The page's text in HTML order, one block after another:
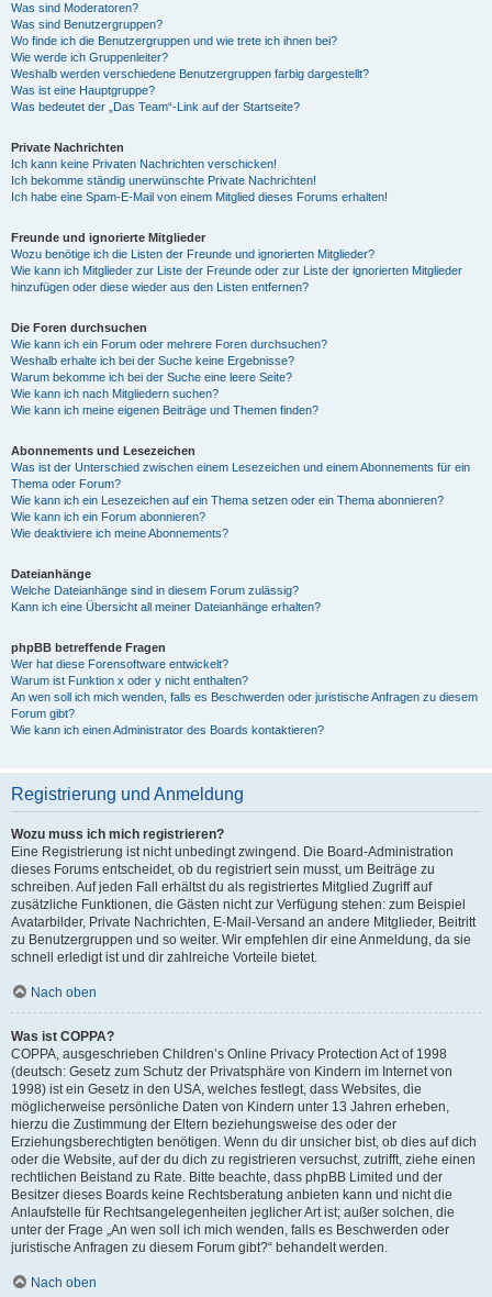
Was sind Moderatoren?
Was sind Benutzergruppen?
Wo finde ich die Benutzergruppen und wie trete ich ihnen bei?
Wie werde ich Gruppenleiter?
Weshalb werden verschiedene Benutzergruppen farbig dargestellt?
Was ist eine Hauptgruppe?
Was bedeutet der „Das Team“-Link auf der Startseite?
Private Nachrichten
Ich kann keine Privaten Nachrichten verschicken!
Ich bekomme ständig unerwünschte Private Nachrichten!
Ich habe eine Spam-E-Mail von einem Mitglied dieses Forums erhalten!
Freunde und ignorierte Mitglieder
Wozu benötige ich die Listen der Freunde und ignorierten Mitglieder?
Wie kann ich Mitglieder zur Liste der Freunde oder zur Liste der ignorierten Mitglieder
hinzufügen oder diese wieder aus den Listen entfernen?
Die Foren durchsuchen
Wie kann ich ein Forum oder mehrere Foren durchsuchen?
Weshalb erhalte ich bei der Suche keine Ergebnisse?
Warum bekomme ich bei der Suche eine leere Seite?
Wie kann ich nach Mitgliedern suchen?
Wie kann ich meine eigenen Beiträge und Themen finden?
Abonnements und Lesezeichen
Was ist der Unterschied zwischen einem Lesezeichen und einem Abonnements für ein
Thema oder Forum?
Wie kann ich ein Lesezeichen auf ein Thema setzen oder ein Thema abonnieren?
Wie kann ich ein Forum abonnieren?
Wie deaktiviere ich meine Abonnements?
Dateianhänge
Welche Dateianhänge sind in diesem Forum zulässig?
Kann ich eine Übersicht all meiner Dateianhänge erhalten?
phpBB betreffende Fragen
Wer hat diese Forensoftware entwickelt?
Warum ist Funktion x oder y nicht enthalten?
An wen soll ich mich wenden, falls es Beschwerden oder juristische Anfragen zu diesem
Forum gibt?
Wie kann ich einen Administrator des Boards kontaktieren?
Registrierung und Anmeldung
Wozu muss ich mich registrieren?
Eine Registrierung ist nicht unbedingt zwingend. Die Board-Administration
dieses Forums entscheidet, ob du registriert sein musst, um Beiträge zu
schreiben. Auf jeden Fall erhältst du als registriertes Mitglied Zugriff auf
zusätzliche Funktionen, die Gästen nicht zur Verfügung stehen: zum Beispiel
Avatarbilder, Private Nachrichten, E-Mail-Versand an andere Mitglieder, Beitritt
zu Benutzergruppen und so weiter. Wir empfehlen dir eine Anmeldung, da sie
schnell erledigt ist und dir zahlreiche Vorteile bietet.
Nach oben
Was ist COPPA?
COPPA, ausgeschrieben Children’s Online Privacy Protection Act of 1998
(deutsch: Gesetz zum Schutz der Privatsphäre von Kindern im Internet von
1998) ist ein Gesetz in den USA, welches festlegt, dass Websites, die
möglicherweise persönliche Daten von Kindern unter 13 Jahren erheben,
hierzu die Zustimmung der Eltern beziehungsweise des oder der
Erziehungsberechtigten benötigen. Wenn du dir unsicher bist, ob dies auf dich
oder die Website, auf der du dich zu registrieren versuchst, zutrifft, ziehe einen
rechtlichen Beistand zu Rate. Bitte beachte, dass phpBB Limited und der
Besitzer dieses Boards keine Rechtsberatung anbieten kann und nicht die
Anlaufstelle für Rechtsangelegenheiten jeglicher Art ist; außer solchen, die
unter der Frage „An wen soll ich mich wenden, falls es Beschwerden oder
juristische Anfragen zu diesem Forum gibt?“ behandelt werden.
Nach oben